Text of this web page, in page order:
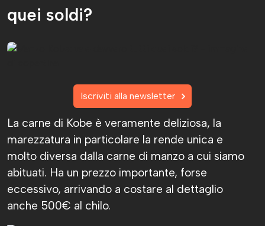
quei soldi?
Iscriviti alla newsletter
La carne di Kobe è veramente deliziosa, la
marezzatura in particolare la rende unica e
molto diversa dalla carne di manzo a cui siamo
abituati. Ha un prezzo importante, forse
eccessivo, arrivando a costare al dettaglio
anche 500€ al chilo.